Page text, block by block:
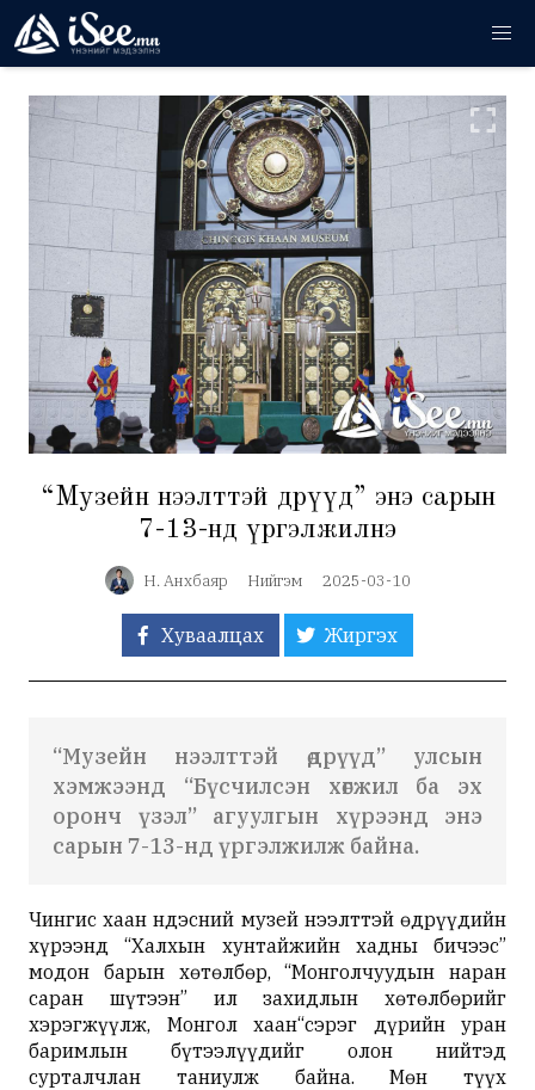
“Музейн нээлттэй өдрүүд” энэ сарын
7-13-нд үргэлжилнэ
Н. Анхбаяр Нийгэм 2025-03-10
Хуваалцах Жиргэх
“Музейн нээлттэй өдрүүд” улсын
хэмжээнд “Бүсчилсэн хөгжил ба эх
оронч үзэл” агуулгын хүрээнд энэ
сарын 7-13-нд үргэлжилж байна.
Чингис хаан Үндэсний музей нээлттэй өдрүүдийн
хүрээнд “Халхын хунтайжийн хадны бичээс”
модон барын хөтөлбөр, “Монголчуудын наран
саран шүтээн” ил захидлын хөтөлбөрийг
хэрэгжүүлж, Монгол хаан“сэрэг дүрийн уран
баримлын бүтээлүүдийг олон нийтэд
сурталчлан таниулж байна. Мөн түүх